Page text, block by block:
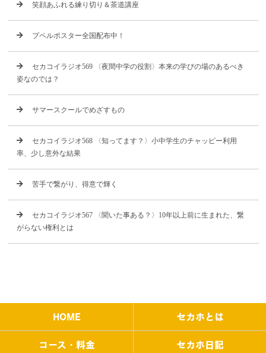
笑顔あふれる練り切り＆茶道講座
プペルポスター全国配布中！
セカコイラジオ569 〈夜間中学の役割〉本来の学びの場のあるべき
姿なのでは？
サマースクールでめざすもの
セカコイラジオ568 〈知ってます？〉小中学生のチャッピー利用
率、少し意外な結果
苦手で繋がり、得意で輝く
セカコイラジオ567 〈聞いた事ある？〉10年以上前に生まれた、繋
がらない権利とは
HOME セカホとは
コース・料金 セカホ日記